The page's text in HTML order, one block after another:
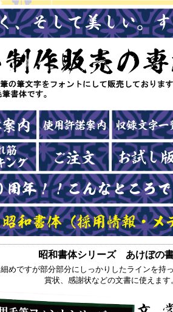
昭和書体シリーズ あけぼの
細めですが部分部分にしっかりしたラインを持
賞状、感謝状などの文書に使えます。